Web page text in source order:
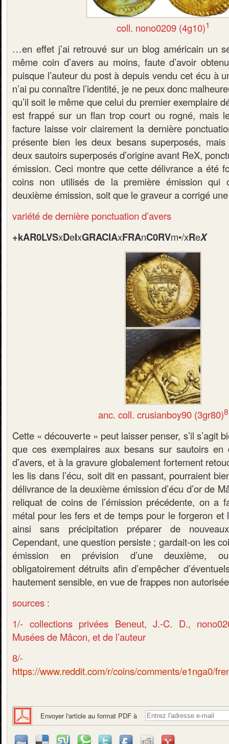
coll. nono0209 (4g10)1
…en effet j’ai retrouvé sur un blog américain un
même coin d’avers au moins, faute d’avoir
puisque l’auteur du post à depuis vendu cet écu à
n’ai pu connaître l’identité, je ne peux donc
qu’il soit le même que celui du premier exemplaire
est frappé sur un flan trop court ou rogné, mais
facture laisse voir clairement la dernière
présente bien les deux besans superposés,
deux sautoirs superposés d’origine avant ReX,
émission. Ceci montre que cette délivrance a été
coins non utilisés de la première émission qui
deuxième émission, soit que le graveur a corrigé
variété de dernière ponctuation d’avers
+kAR0LVSxDeIxGRACIAxFRAnC0RVm•/xReX
anc. coll. crusianboy90 (3gr80)8
Cette « découverte » peut laisser penser, s’il s’agit
que ces exemplaires aux besans sur sautoirs en
d’avers, et à la gravure globalement fortement
les lis dans l’écu, soit dit en passant, pourraient
délivrance de la deuxième émission d’écu d’or de
reliquat de coins de l’émission précédente, on a
métal pour les fers et de temps pour le forgeron et
ainsi sans précipitation préparer de
Cependant, une question persiste ; gardait-on les
émission en prévision d’une deuxième,
obligatoirement détruits afin d’empêcher
hautement sensible, en vue de frappes non
sources :
1/- collections privées Beneut, J.-C. D.,
Musées de Mâcon, et de l’auteur
8/-
https://www.reddit.com/r/coins/comments/e1nga0/
Envoyer l'article au format PDF à